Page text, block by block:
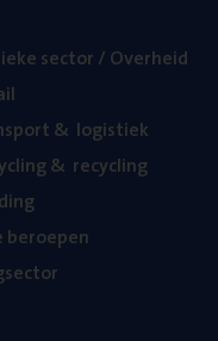
sec­tor / Overheid
& logistiek
& recycling
beroe­pen